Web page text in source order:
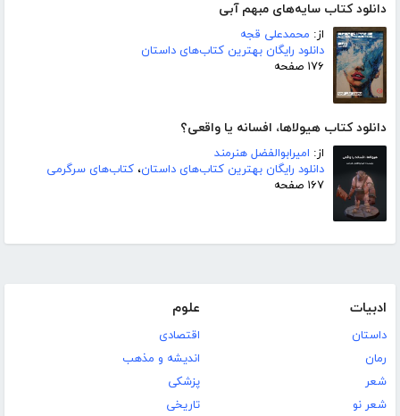
دانلود کتاب سایه‌های مبهم آبی
از: محمدعلی قجه
دانلود رایگان بهترین کتاب‌های داستان
۱۷۶ صفحه
دانلود کتاب هیولاها، افسانه یا واقعی؟
از: امیرابوالفضل هنرمند
دانلود رایگان بهترین کتاب‌های داستان، کتاب‌های سرگرمی
۱۶۷ صفحه
ادبیات
داستان
رمان
شعر
شعر نو
علوم
اقتصادی
اندیشه و مذهب
پزشکی
تاریخی